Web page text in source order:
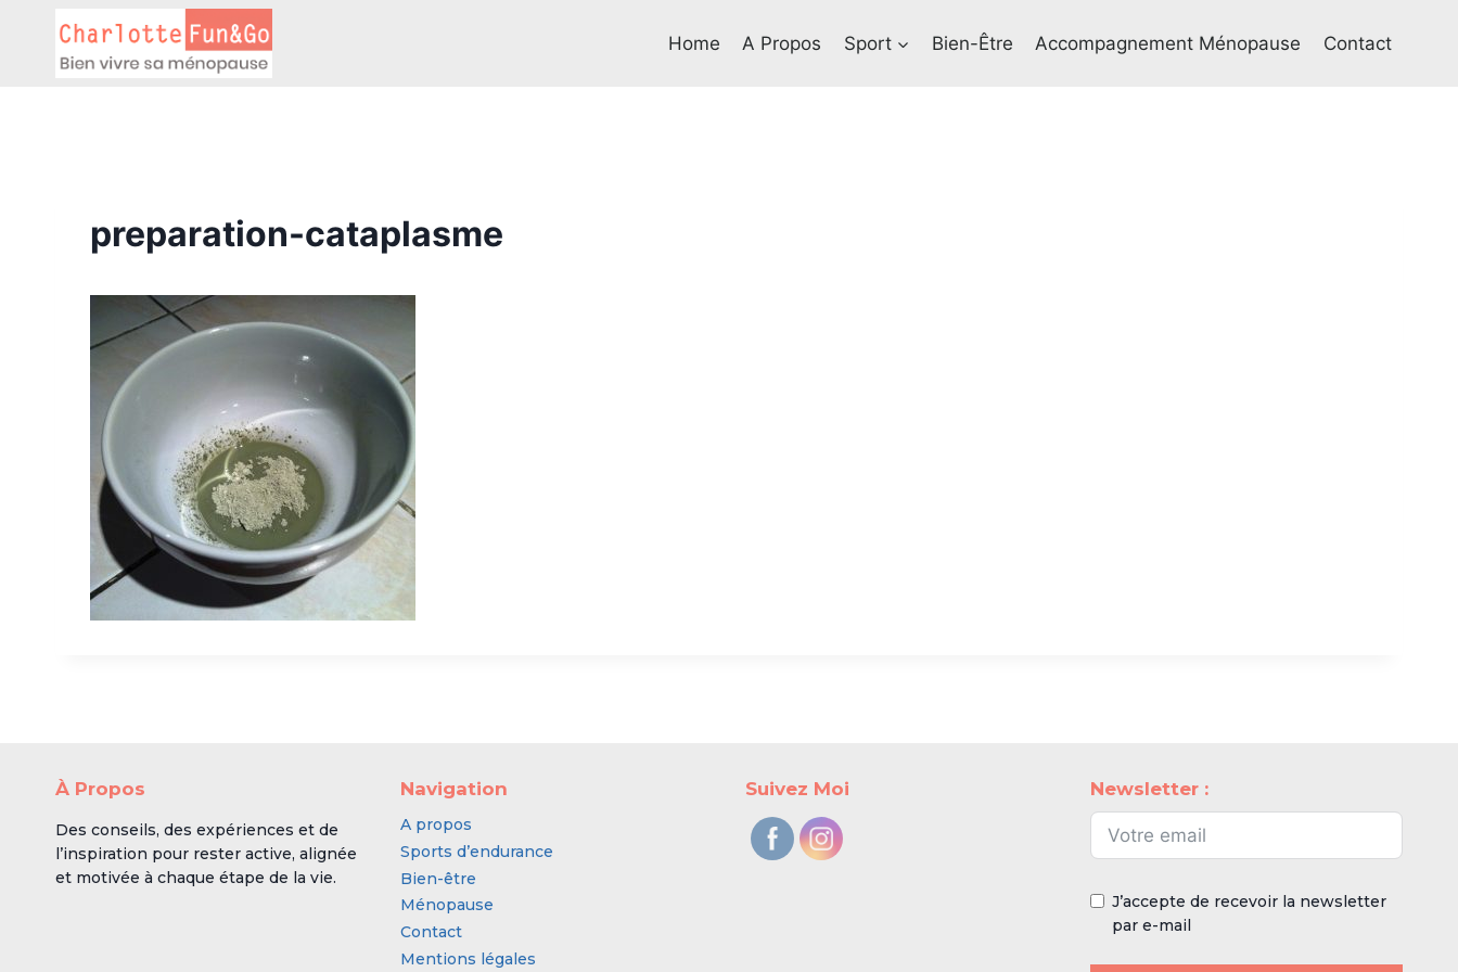
contenu
Home A Propos Sport Bien-Être Accompagnement Ménopause Contact
preparation-cataplasme
À Propos
Des conseils, des expériences et de
l’inspiration pour rester active, alignée
et motivée à chaque étape de la vie.
Navigation
A propos
Sports d’endurance
Bien-être
Ménopause
Contact
Mentions légales
Suivez Moi Newsletter :
J’accepte de recevoir la newsletter
par e-mail